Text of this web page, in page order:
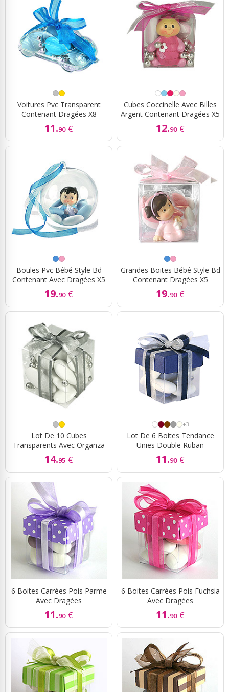
Voitures Pvc Transparent
Contenant Dragées X8
11.90 €
Cubes Coccinelle Avec Billes
Argent Contenant Dragées X5
12.90 €
Boules Pvc Bébé Style Bd
Contenant Avec Dragées X5
19.90 €
Grandes Boites Bébé Style Bd
Contenant Dragées X5
19.90 €
Lot De 10 Cubes
Transparents Avec Organza
14.95 €
+3
Lot De 6 Boites Tendance
Unies Double Ruban
11.90 €
6 Boites Carrées Pois Parme
Avec Dragées
11.90 €
6 Boites Carrées Pois Fuchsia
Avec Dragées
11.90 €